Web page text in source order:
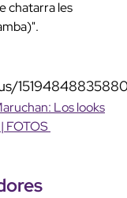
chatarra les
Los looks
FOTOS